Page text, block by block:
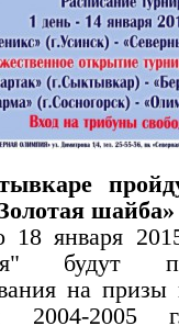
шайба»
18 января
будут
на
2004-